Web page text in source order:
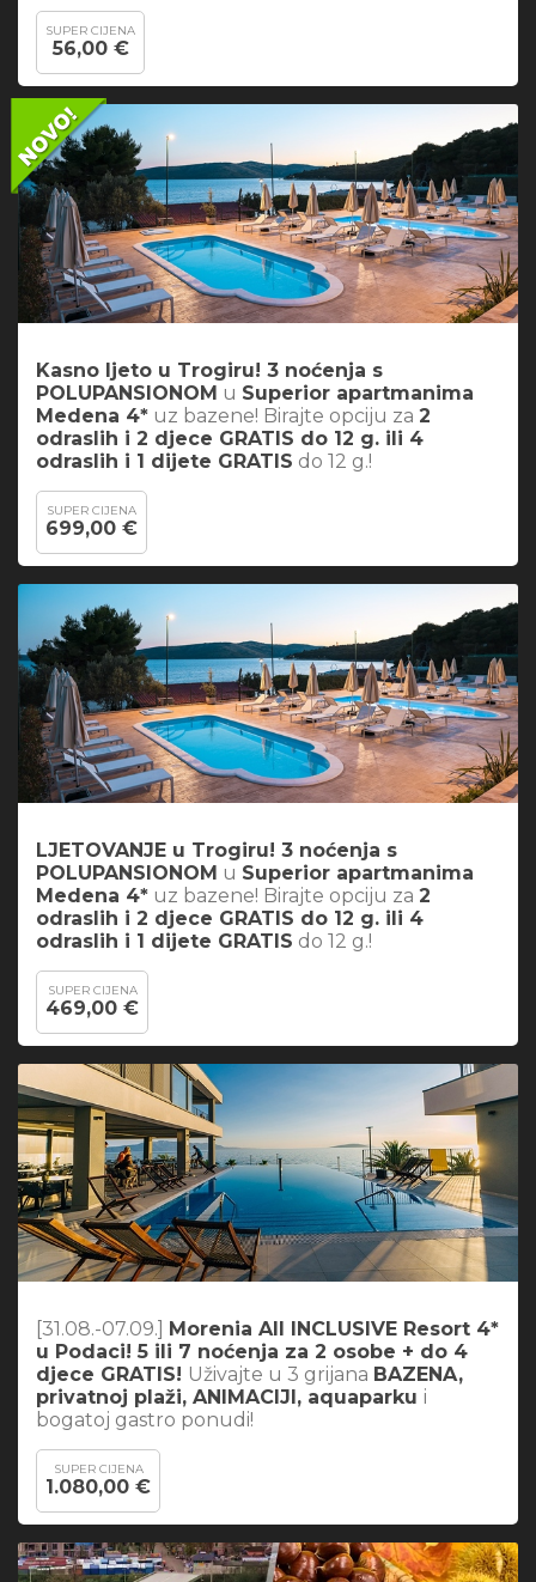
SUPER CIJENA
56,00 €
Kasno ljeto u Trogiru! 3 noćenja s
POLUPANSIONOM u Superior apartmanima
Medena 4* uz bazene! Birajte opciju za 2
odraslih i 2 djece GRATIS do 12 g. ili 4
odraslih i 1 dijete GRATIS do 12 g.!
SUPER CIJENA
699,00 €
LJETOVANJE u Trogiru! 3 noćenja s
POLUPANSIONOM u Superior apartmanima
Medena 4* uz bazene! Birajte opciju za 2
odraslih i 2 djece GRATIS do 12 g. ili 4
odraslih i 1 dijete GRATIS do 12 g.!
SUPER CIJENA
469,00 €
[31.08.-07.09.]
Morenia All INCLUSIVE Resort 4*
u Podaci! 5 ili 7 noćenja za 2 osobe + do 4
djece GRATIS! Uživajte u 3 grijana BAZENA,
privatnoj plaži, ANIMACIJI, aquaparku i
bogatoj gastro ponudi!
SUPER CIJENA
1.080,00 €